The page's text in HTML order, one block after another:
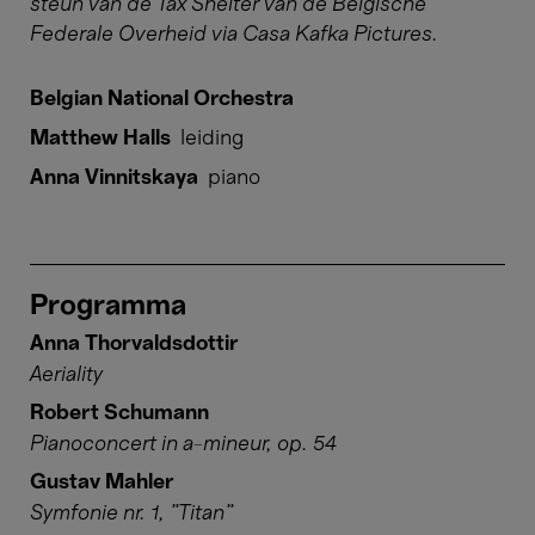
steun van de Tax Shelter van de Belgische
Federale Overheid via Casa Kafka Pictures.
Belgian National Orchestra
Matthew Halls leiding
Anna Vinnitskaya piano
Programma
Anna Thorvaldsdottir
Aeriality
Robert Schumann
Pianoconcert in a-mineur, op. 54
Gustav Mahler
Symfonie nr. 1, "Titan"